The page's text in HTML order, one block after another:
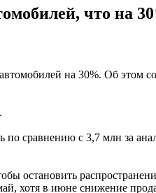
что на
на 30%. Об этом
по сравнению с 3,7 млн за
остановить
хотя в июне снижение